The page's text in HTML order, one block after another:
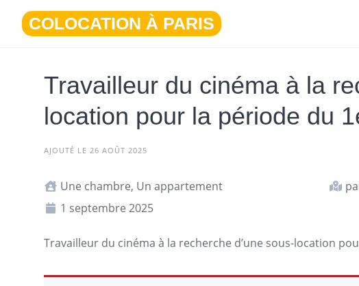
contenu
COLOCATION À PARIS
Travailleur du cinéma à la
location pour la période du
AJOUTÉ LE 26 AOÛT 2025
Une chambre, Un appartement
1 septembre 2025
Travailleur du cinéma à la recherche d’une sous-location